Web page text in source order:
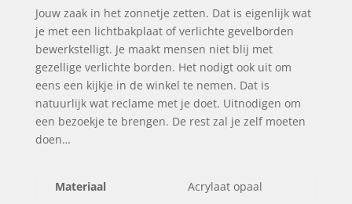
Jouw zaak in het zonnetje zetten. Dat is eigenlijk wat
je met een lichtbakplaat of verlichte gevelborden
bewerkstelligt. Je maakt mensen niet blij met
gezellige verlichte borden. Het nodigt ook uit om
eens een kijkje in de winkel te nemen. Dat is
natuurlijk wat reclame met je doet. Uitnodigen om
een bezoekje te brengen. De rest zal je zelf moeten
doen…
Materiaal Acrylaat opaal